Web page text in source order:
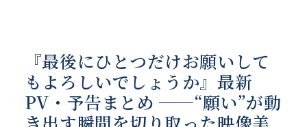
『最後にひとつだけお願いして
もよろしいでしょうか』最新
PV・予告まとめ ──“願い”が動
き出す瞬間を切り取った映像美